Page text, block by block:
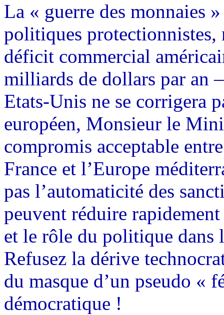
La « guerre des monnaies
politiques
déficit commercial
milliards de dollars par an
Etats-Unis ne se corrigera
européen, Monsieur le
compromis acceptable
France et l’Europe
pas l’automaticité des
peuvent réduire
et le rôle du politique dans
Refusez la dérive
du masque d’un pseudo «
démocratique !